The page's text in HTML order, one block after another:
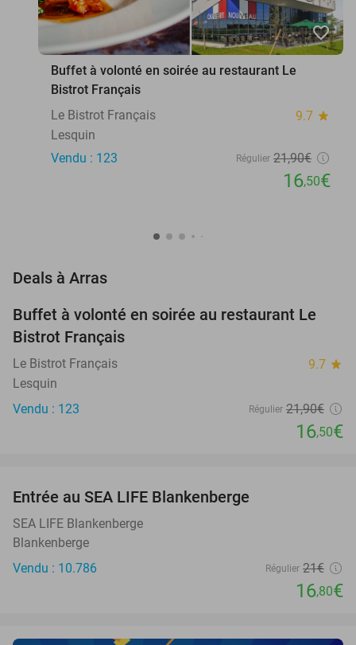
favorite_border
Buffet à volonté en soirée au restaurant Le
Bistrot Français
Le Bistrot Français
9.7 star
Lesquin
Vendu : 123
Régulier 21,90€
16,50€
Deals à Arras
25%
Buffet à volonté en soirée au restaurant Le
Bistrot Français
Le Bistrot Français 9.7 star
Lesquin
Vendu : 123
Régulier 21,90€
16,50€
TODAY
Entrée au SEA LIFE Blankenberge
SEA LIFE Blankenberge
Blankenberge
Vendu : 10.786
Régulier 21€
16,80€